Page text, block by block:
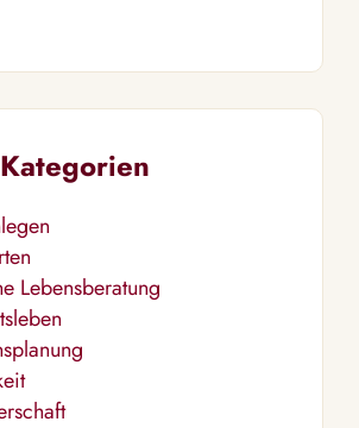
Kategorien
Lebensberatung